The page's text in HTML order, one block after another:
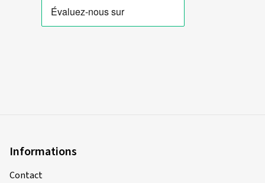
Informations
Contact